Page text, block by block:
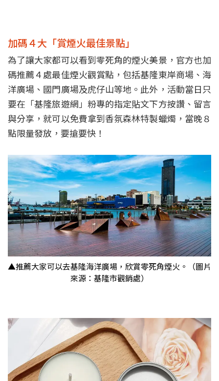
加碼４大「賞煙火最佳景點」
為了讓大家都可以看到零死角的煙火美景，官方也加
碼推薦４處最佳煙火觀賞點，包括基隆東岸商場、海
洋廣場、國門廣場及虎仔山等地。此外，活動當日只
要在「基隆旅遊網」粉專的指定貼文下方按讚、留言
與分享，就可以免費拿到香氛森林特製蠟燭，當晚８
點限量發放，要搶要快！
▲推薦大家可以去基隆海洋廣場，欣賞零死角煙火。（圖片
來源：基隆市觀銷處）